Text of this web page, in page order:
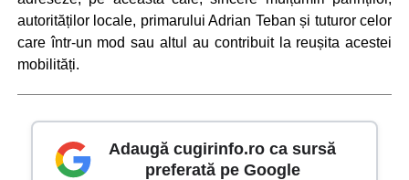
autorităților locale, primarului Adrian Teban și tuturor celor
care într-un mod sau altul au contribuit la reușita acestei
mobilități.
Adaugă cugirinfo.ro ca sursă
preferată pe Google